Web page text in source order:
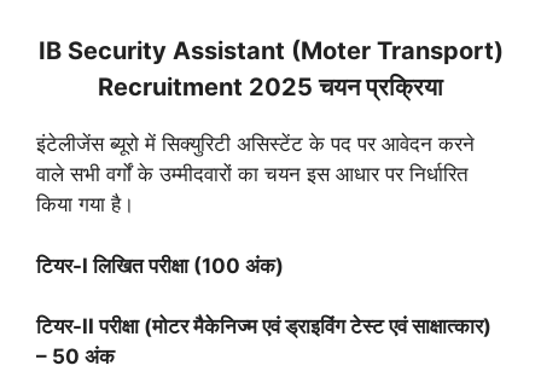
IB Security Assistant (Moter Transport)
Recruitment 2025 चयन प्रक्रिया
इंटेलीजेंस ब्यूरो में सिक्युरिटी असिस्टेंट के पद पर आवेदन करने
वाले सभी वर्गों के उम्मीदवारों का चयन इस आधार पर निर्धारित
किया गया है।
टियर-I लिखित परीक्षा (100 अंक)
टियर-II परीक्षा (मोटर मैकेनिज्म एवं ड्राइविंग टेस्ट एवं साक्षात्कार)
– 50 अंक